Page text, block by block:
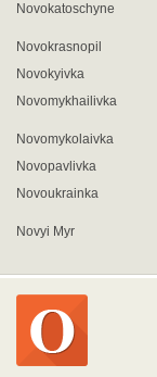
Novokatoschyne
Novokrasnopil
Novokyivka
Novomykhailivka
Novomykolaivka
Novopavlivka
Novoukrainka
Novyi Myr